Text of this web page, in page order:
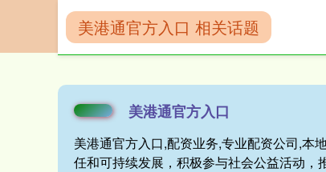
首页
美港通官方入口
美港通官方入口,配资业务,专业配资公司,本
任和可持续发展，积极参与社会公益活动，
美港通官方入口 相关话题